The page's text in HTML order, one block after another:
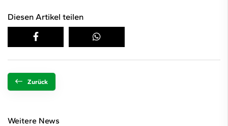
Diesen Artikel teilen
Zurück
Weitere News